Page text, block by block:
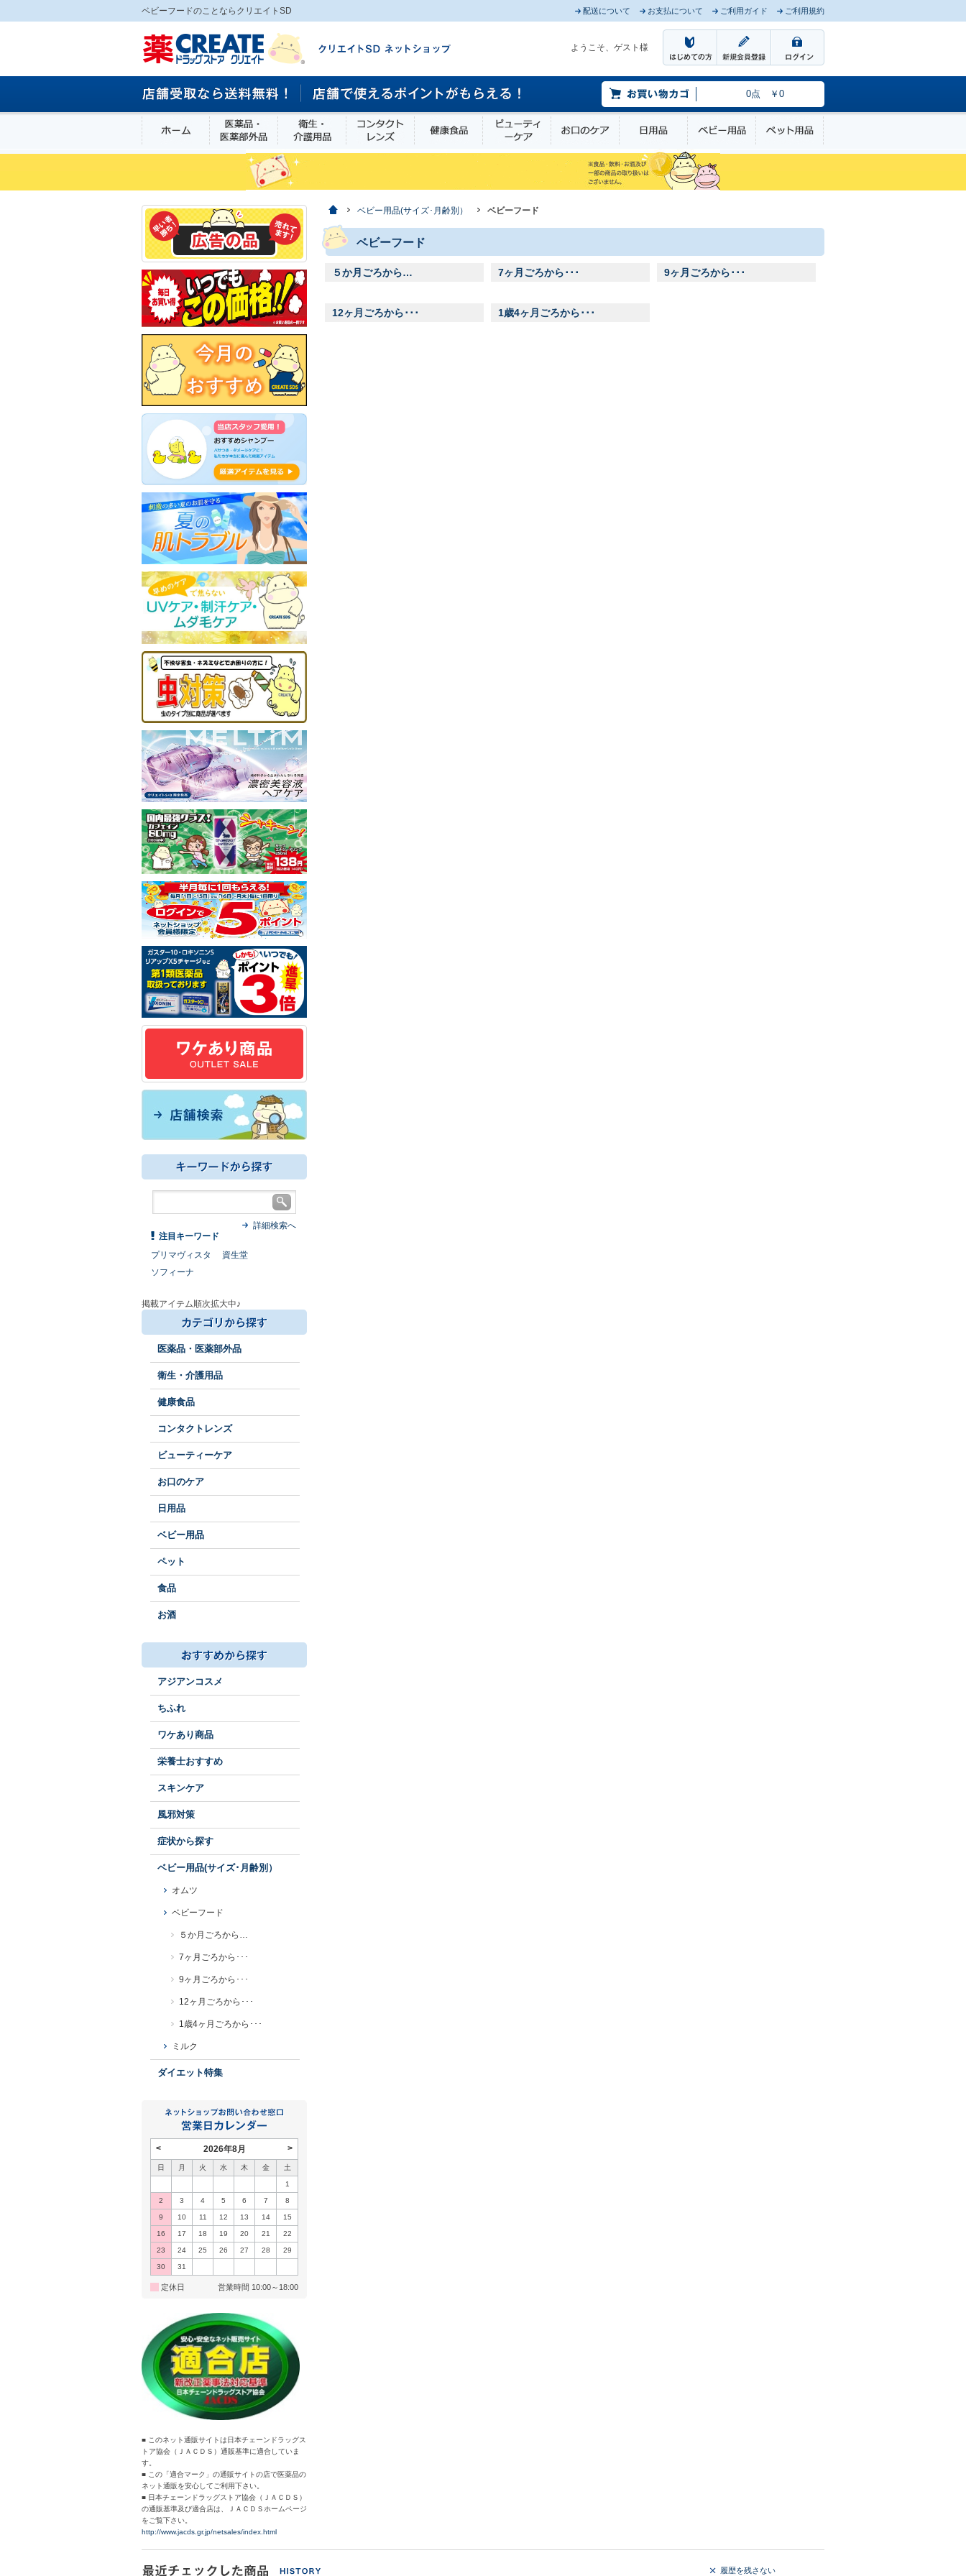
ベビーフードのことならクリエイトSD 配送について お支払について ご利用ガイド ご利用規約
ようこそ、ゲスト様
0点 ￥0
ホーム 医薬品・医薬部外品衛生・介護用品 コンタクトレンズ健康食品 ビューティーケアお口のケア 日用品 ベビー用品 ペット用品
ホームベビー用品(サイズ･月齢別） ベビーフード
ベビーフード
５か月ごろから… 7ヶ月ごろから･･･ 9ヶ月ごろから･･･
12ヶ月ごろから･･･ 1歳4ヶ月ごろから･･･
詳細検索へ
注目キーワード
プリマヴィスタ
資生堂
ソフィーナ
掲載アイテム順次拡大中♪
医薬品・医薬部外品
衛生・介護用品
健康食品
コンタクトレンズ
ビューティーケア
お口のケア
日用品
ベビー用品
ペット
食品
お酒
アジアンコスメ
ちふれ
ワケあり商品
栄養士おすすめ
スキンケア
風邪対策
症状から探す
ベビー用品(サイズ･月齢別）
オムツ
ベビーフード
５か月ごろから…
7ヶ月ごろから･･･
9ヶ月ごろから･･･
12ヶ月ごろから･･･
1歳4ヶ月ごろから･･･
ミルク
ダイエット特集
< >
2026年8月
日 月 火 水 木 金 土
1
2 3 4 5 6 7 8
9 10 11 12 13 14 15
16 17 18 19 20 21 22
23 24 25 26 27 28 29
30 31
定休日 営業時間 10:00～18:00
■ このネット通販サイトは日本チェーンドラッグス
トア協会（ＪＡＣＤＳ）通販基準に適合していま
す。
■ この「適合マーク」の通販サイトの店で医薬品の
ネット通販を安心してご利用下さい。
■ 日本チェーンドラッグストア協会（ＪＡＣＤＳ）
の通販基準及び適合店は、ＪＡＣＤＳホームページ
をご覧下さい。
http://www.jacds.gr.jp/netsales/index.html
履歴を残さない